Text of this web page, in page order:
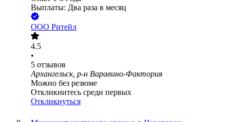
Выплаты: Два раза в месяц
ООО Ритейл
4.5
•
5 отзывов
Архангельск, р-н Варавино-Фактория
Можно без резюме
Откликнитесь среди первых
Откликнуться